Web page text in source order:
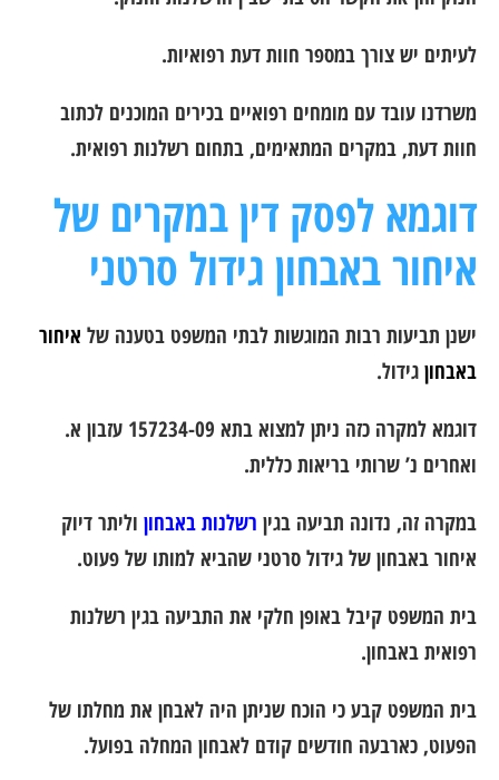
לעיתים יש צורך במספר חוות דעת רפואיות.
משרדנו עובד עם מומחים רפואיים בכירים המוכנים לכתוב
חוות דעת, במקרים המתאימים, בתחום רשלנות רפואית.
דוגמא לפסק דין במקרים של
איחור באבחון גידול סרטני
ישנן תביעות רבות המוגשות לבתי המשפט בטענה של איחור
באבחוןגידול.
דוגמא למקרה כזה ניתן למצוא בתא 157234-09 עזבון א.
ואחרים נ’ שרותי בריאות כללית.
במקרה זה, נדונה תביעה בגין רשלנות באבחון וליתר דיוק
איחור באבחון של גידול סרטני שהביא למותו של פעוט.
בית המשפט קיבל באופן חלקי את התביעה בגין רשלנות
רפואית באבחון.
בית המשפט קבע כי הוכח שניתן היה לאבחן את מחלתו של
הפעוט, כארבעה חודשים קודם לאבחון המחלה בפועל.